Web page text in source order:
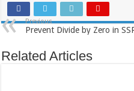
Previous
Prevent Divide by Zero in
Related Articles